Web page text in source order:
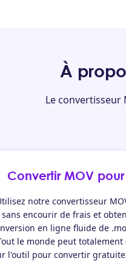
À
Le convertisseur
Convertir MOV
notre convertisseur
sans encourir de frais et
en ligne fluide de
le monde peut totalement
l'outil pour convertir